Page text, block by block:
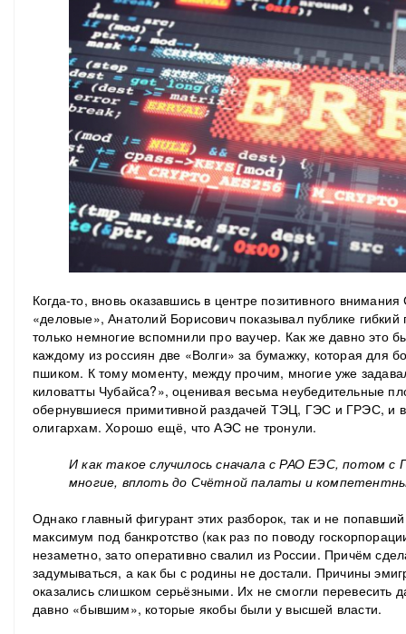
Когда-то, вновь оказавшись в центре позитивного
«деловые», Анатолий Борисович показывал публике
только немногие вспомнили про ваучер. Как же давно это
каждому из россиян две «Волги» за бумажку, которая для
пшиком. К тому моменту, между прочим, многие уже
киловатты Чубайса?», оценивая весьма неубедительные
обернувшиеся примитивной раздачей ТЭЦ, ГЭС и ГРЭС, и
олигархам. Хорошо ещё, что АЭС не тронули.
И как такое случилось сначала с РАО ЕЭС, потом с
многие, вплоть до Счётной палаты и
Однако главный фигурант этих разборок, так и не
максимум под банкротство (как раз по поводу
незаметно, зато оперативно свалил из России. Причём
задумываться, а как бы с родины не достали. Причины
оказались слишком серьёзными. Их не смогли перевесить
давно «бывшим», которые якобы были у высшей власти.